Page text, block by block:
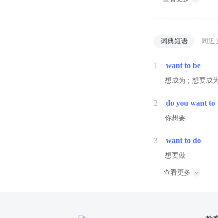
词典短语 同近
1 want to be
想成为；想要成
2 do you want to
你想要
3 want to do
想要做
查看更多